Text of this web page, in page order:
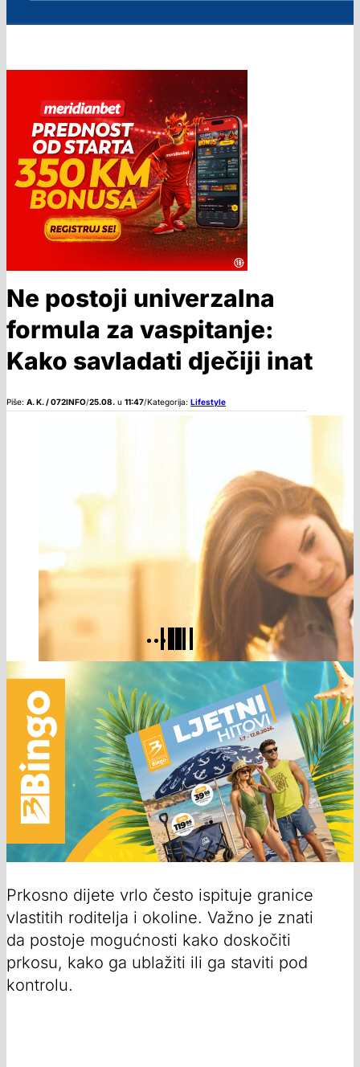
Ne postoji univerzalna
formula za vaspitanje:
Kako savladati dječiji inat
Piše: A. K. / 072INFO/25.08. u 11:47/Kategorija: Lifestyle
Prkosno dijete vrlo često ispituje granice
vlastitih roditelja i okoline. Važno je znati
da postoje mogućnosti kako doskočiti
prkosu, kako ga ublažiti ili ga staviti pod
kontrolu.